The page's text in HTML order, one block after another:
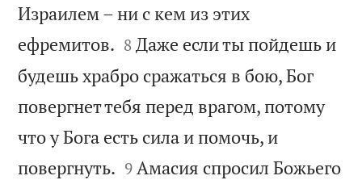
Израилем – ни с кем из этих
ефремитов. 

8 Даже если ты пойдешь и
будешь храбро сражаться в бою, Бог
повергнет тебя перед врагом, потому
что у Бога есть сила и помочь, и
повергнуть. 

9 Амасия спросил Божьего